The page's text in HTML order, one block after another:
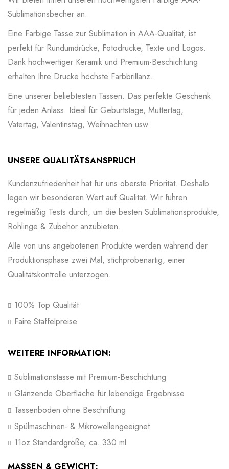
Sublimationsbecher an.
Eine Farbige Tasse zur Sublimation in AAA-Qualität, ist
perfekt für Rundumdrücke, Fotodrucke, Texte und Logos.
Dank hochwertiger Keramik und Premium-Beschichtung
erhalten Ihre Drucke höchste Farbbrillanz.
Eine unserer beliebtesten Tassen. Das perfekte Geschenk
für jeden Anlass. Ideal für Geburtstage, Muttertag,
Vatertag, Valentinstag, Weihnachten usw.
UNSERE QUALITÄTSANSPRUCH
Kundenzufriedenheit hat für uns oberste Priorität. Deshalb
legen wir besonderen Wert auf Qualität. Wir führen
regelmäßig Tests durch, um die besten Sublimationsprodukte,
Rohlinge & Zubehör anzubieten.
Alle von uns angebotenen Produkte werden während der
Produktionsphase zwei Mal, stichprobenartig, einer
Qualitätskontrolle unterzogen.
100% Top Qualität
Faire Staffelpreise
WEITERE INFORMATION:
Sublimationstasse mit Premium-Beschichtung
Glänzende Oberfläche für lebendige Ergebnisse
Tassenboden ohne Beschriftung
Spülmaschinen- & Mikrowellengeeignet
11oz Standardgröße, ca. 330 ml